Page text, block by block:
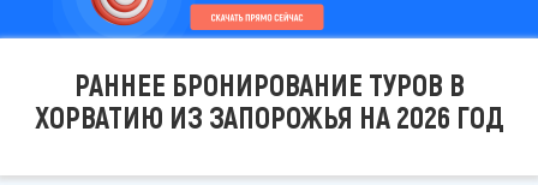
РАННЕЕ БРОНИРОВАНИЕ ТУРОВ В
ХОРВАТИЮ ИЗ ЗАПОРОЖЬЯ НА 2026 ГОД